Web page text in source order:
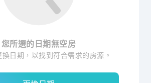
您所選的日期無空房
換日期，以找到符合需求的房源。